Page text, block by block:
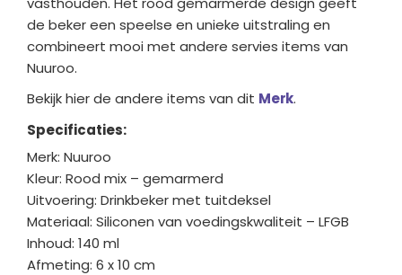
de beker een speelse en unieke uitstraling en
combineert mooi met andere servies items van
Nuuroo.
Bekijk hier de andere items van dit Merk.
Specificaties:
Merk: Nuuroo
Kleur: Rood mix – gemarmerd
Uitvoering: Drinkbeker met tuitdeksel
Materiaal: Siliconen van voedingskwaliteit – LFGB
Inhoud: 140 ml
Afmeting: 6 x 10 cm